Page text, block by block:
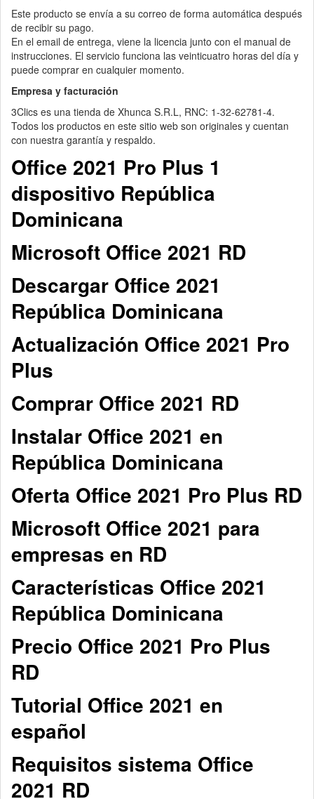
Este producto se envía a su correo de forma automática después
de recibir su pago.
En el email de entrega, viene la licencia junto con el manual de
instrucciones. El servicio funciona las veinticuatro horas del día y
puede comprar en cualquier momento.
Empresa y facturación
3Clics es una tienda de Xhunca S.R.L, RNC: 1-32-62781-4.
Todos los productos en este sitio web son originales y cuentan
con nuestra garantía y respaldo.
Office 2021 Pro Plus 1
dispositivo República
Dominicana
Microsoft Office 2021 RD
Descargar Office 2021
República Dominicana
Actualización Office 2021 Pro
Plus
Comprar Office 2021 RD
Instalar Office 2021 en
República Dominicana
Oferta Office 2021 Pro Plus RD
Microsoft Office 2021 para
empresas en RD
Características Office 2021
República Dominicana
Precio Office 2021 Pro Plus
RD
Tutorial Office 2021 en
español
Requisitos sistema Office
2021 RD